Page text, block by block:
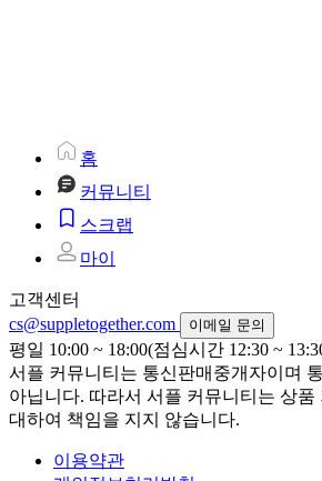
홈
커뮤니티
스크랩
마이
고객센터
cs@suppletogether.com
이메일 문의
평일 10:00 ~ 18:00(점심시간 12:30 ~
서플 커뮤니티는 통신판매중개자이며
아닙니다. 따라서 서플 커뮤니티는 상품
대하여 책임을 지지 않습니다.
이용약관